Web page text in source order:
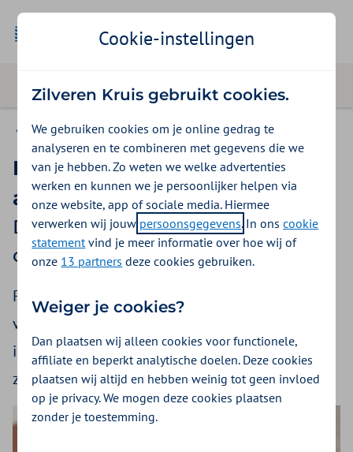
Goede voorbeelden
Immunotherapie voorafgaand
aan de melanoom-operatie
Doelmatige inzet add-
ongeneesmiddelen
Patiënten met gevorderd melanoom worden
voorafgaand aan de operatie behandeld met
immunotherapie. Dit zorgt voor verbetering van
ziektevrije-overleving.
Cookie-instellingen
Zilveren Kruis gebruikt cookies.
We gebruiken cookies om je online gedrag te
analyseren en te combineren met gegevens die we
van je hebben. Zo weten we welke advertenties
werken en kunnen we je persoonlijker helpen via
onze website, app of sociale media. Hiermee
verwerken wij jouw persoonsgegevens. In onscookie
statementvind je meer informatie over hoe wij of
onze 13 partners deze cookies gebruiken.
Weiger je cookies?
Dan plaatsen wij alleen cookies voor functionele,
affiliate en beperkt analytische doelen. Deze cookies
plaatsen wij altijd en hebben weinig tot geen invloed
op je privacy. We mogen deze cookies plaatsen
zonder je toestemming.